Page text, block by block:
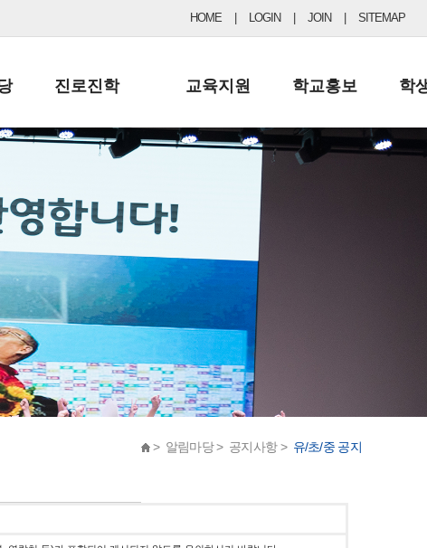
HOME LOGIN JOIN SITEMAP
아리
진로진학
공지사항 및 입시자료
드림레터
교육지원
행정실
학교운영위원회
학교건축기금
학교홍보
보도자료
학
> 알림마당 > 공지사항 > 유/초/중 공지